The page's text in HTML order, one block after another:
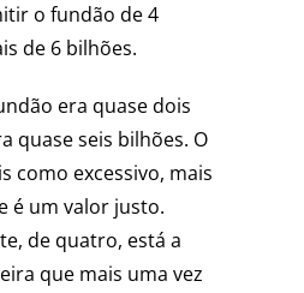
o fundão de 4
de 6 bilhões.
era quase dois
quase seis bilhões. O
como excessivo, mais
é um valor justo.
de quatro, está a
que mais uma vez